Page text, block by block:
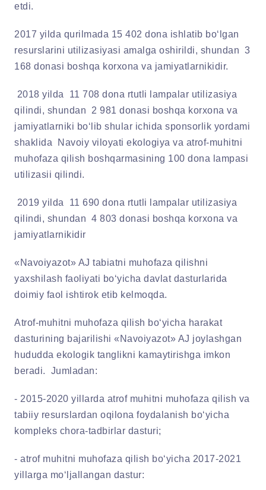
etdi.
2017 yilda qurilmada 15 402 dona ishlatib bo‘lgan
resurslarini utilizasiyasi amalga oshirildi, shundan 3
168 donasi boshqa korxona va jamiyatlarnikidir.
2018 yilda 11 708 dona rtutli lampalar utilizasiya
qilindi, shundan 2 981 donasi boshqa korxona va
jamiyatlarniki bo‘lib shular ichida sponsorlik yordami
shaklida Navoiy viloyati ekologiya va atrof-muhitni
muhofaza qilish boshqarmasining 100 dona lampasi
utilizasii qilindi.
2019 yilda 11 690 dona rtutli lampalar utilizasiya
qilindi, shundan 4 803 donasi boshqa korxona va
jamiyatlarnikidir
«Navoiyazot» AJ tabiatni muhofaza qilishni
yaxshilash faoliyati bo‘yicha davlat dasturlarida
doimiy faol ishtirok etib kelmoqda.
Atrof-muhitni muhofaza qilish bo‘yicha harakat
dasturining bajarilishi «Navoiyazot» AJ joylashgan
hududda ekologik tanglikni kamaytirishga imkon
beradi. Jumladan:
- 2015-2020 yillarda atrof muhitni muhofaza qilish va
tabiiy resurslardan oqilona foydalanish bo‘yicha
kompleks chora-tadbirlar dasturi;
- atrof muhitni muhofaza qilish bo‘yicha 2017-2021
yillarga mo‘ljallangan dastur: